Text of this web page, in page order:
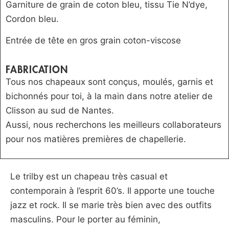
Garniture de grain de coton bleu, tissu Tie N’dye,
Cordon bleu.
Entrée de tête en gros grain coton-viscose
FABRICATION
Tous nos chapeaux sont conçus, moulés, garnis et
bichonnés pour toi, à la main dans notre atelier de
Clisson au sud de Nantes.
Aussi, nous recherchons les meilleurs collaborateurs
pour nos matières premières de chapellerie.
Le trilby est un chapeau très casual et
contemporain à l’esprit 60’s. Il apporte une touche
jazz et rock. Il se marie très bien avec des outfits
masculins. Pour le porter au féminin,